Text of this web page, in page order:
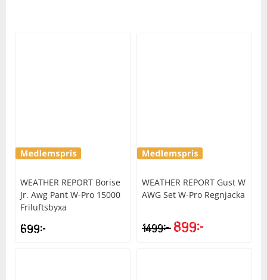
Walking
WEATHER REPORT Borise
Jr. Awg Pant W-Pro 15000
Friluftsbyxa
699kr
WEATHER REPORT Gust W
AWG Set W-Pro Regnjacka
1499kr 899kr